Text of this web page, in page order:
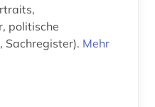
politische
Sachregister). Mehr